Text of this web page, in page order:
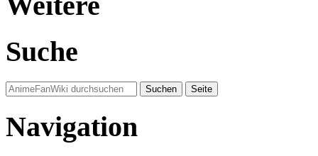
Suche
Navigation